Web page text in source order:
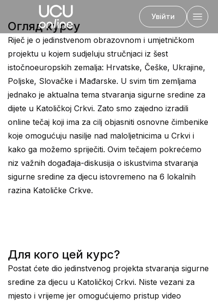
Увійти
Назад
Огляд курсу
Riječ je o jedinstvenom obrazovnom i umjetničkom
projektu u kojem sudjeluju stručnjaci iz šest
istočnoeuropskih zemalja: Hrvatske, Češke, Ukrajine,
Poljske, Slovačke i Mađarske. U svim tim zemljama
jednako je aktualna tema stvaranja sigurne sredine za
dijete u Katoličkoj Crkvi. Zato smo zajedno izradili
online tečaj koji ima za cilj objasniti osnovne čimbenike
koje omogućuju nasilje nad maloljetnicima u Crkvi i
kako ga možemo spriječiti. Ovim tečajem pokrećemo
niz važnih događaja-diskusija o iskustvima stvaranja
sigurne sredine za djecu istovremeno na 6 lokalnih
razina Katoličke Crkve.
Для кого цей курс?
Postat ćete dio jedinstvenog projekta stvaranja sigurne
sredine za djecu u Katoličkoj Crkvi. Niste vezani za
mjesto i vrijeme jer omogućujemo pristup video